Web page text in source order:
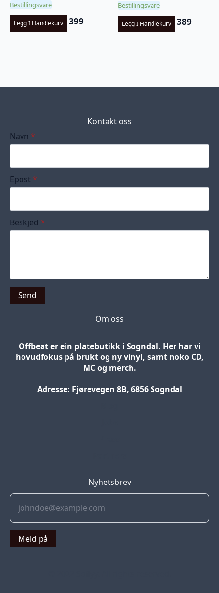
Bestillingsvare
Legg I Handlekurv 399
Bestillingsvare
Legg I Handlekurv 389
Kontakt oss
Navn *
Epost *
Beskjed *
Send
Om oss
Offbeat er ein platebutikk i Sogndal. Her har vi
hovudfokus på brukt og ny vinyl, samt noko CD,
MC og merch.
Adresse: Fjørevegen 8B, 6856 Sogndal
Nyhetsbrev
Meld på